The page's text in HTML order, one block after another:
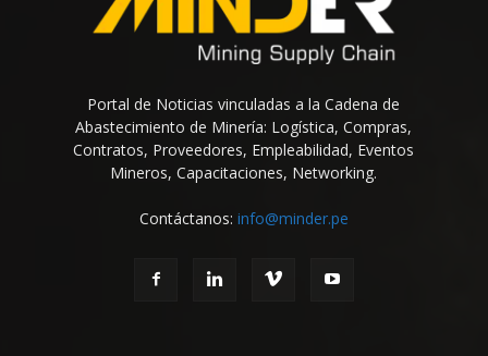
Portal de Noticias vinculadas a la Cadena de
Abastecimiento de Minería: Logística, Compras,
Contratos, Proveedores, Empleabilidad, Eventos
Mineros, Capacitaciones, Networking.
Contáctanos: info@minder.pe